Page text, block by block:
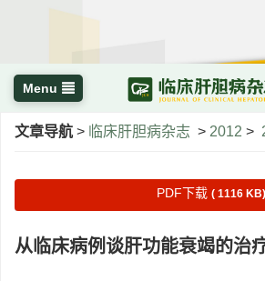
Menu
文章导航 > 临床肝胆病杂志 > 2012 >
PDF下载 ( 1116 KB)
从临床病例谈肝功能衰竭的治